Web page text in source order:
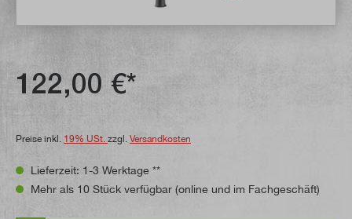
122,00 €*
Preise inkl. 19% USt. zzgl. Versandkosten
Lieferzeit: 1-3 Werktage **
Mehr als 10 Stück verfügbar (online und im Fachgeschäft)